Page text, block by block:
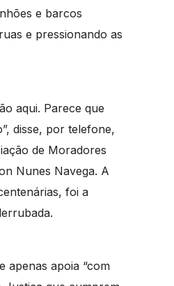
e barcos
e pressionando as
aqui. Parece que
disse, por telefone,
de Moradores
Nunes Navega. A
foi a
apenas apoia “com